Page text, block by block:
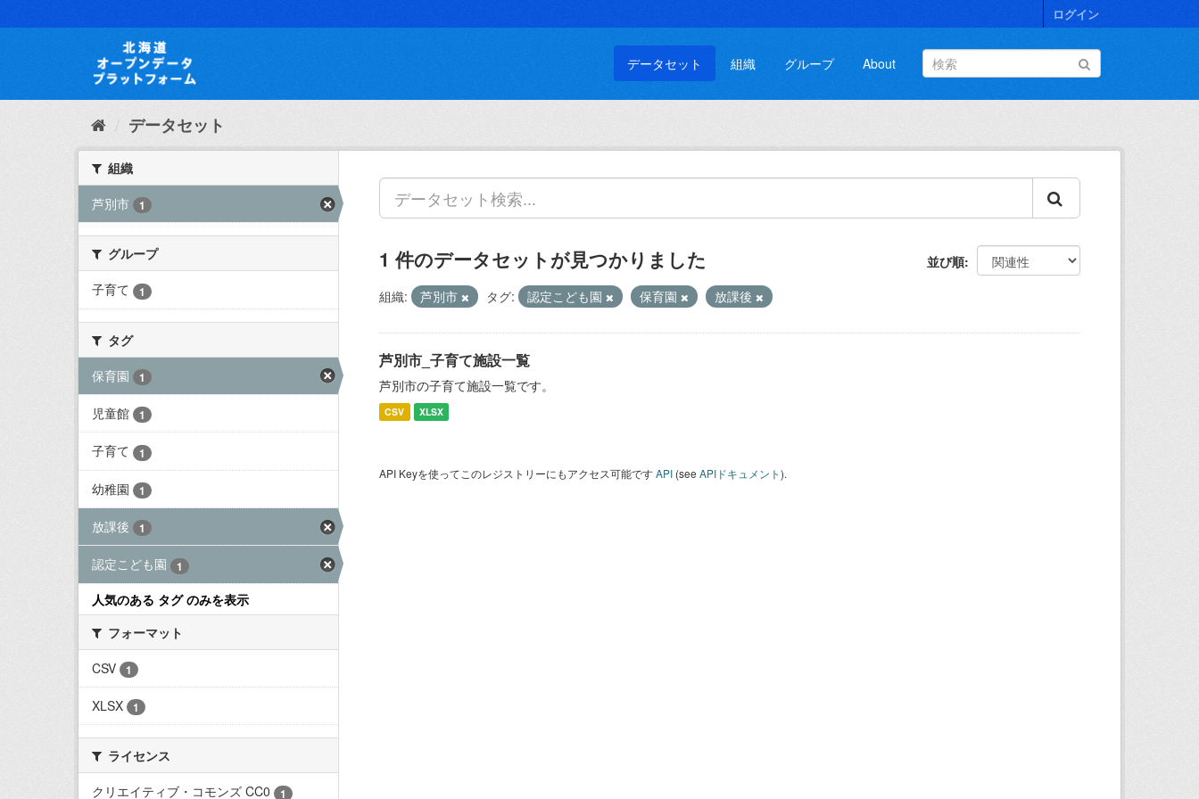
キ
て
ログイン
データセット 組織 グループ About
データセット
組織
芦別市
1
グループ
子育て
1
タグ
保育園
1
児童館 1
子育て 1
幼稚園 1
放課後 1
認定こども園 1
人気のある タグ のみを表示
フォーマット
CSV
1
XLSX 1
ライセンス
クリエイティブ・コモンズ CC0
1
並び順
1 件のデータセットが見つかりました
組織: 芦別市 タグ: 認定こども園 保育園 放課後
芦別市_子育て施設一覧
芦別市の子育て施設一覧です。
CSV XLSX
API Keyを使ってこのレジストリーにもアクセス可能ですAPI (see APIドキュメント).